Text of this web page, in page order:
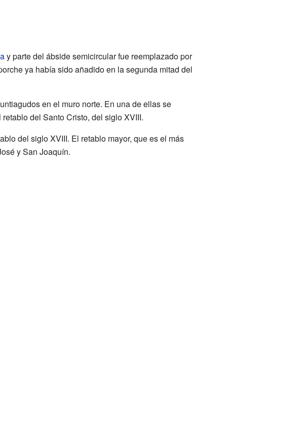
y parte del ábside semicircular fue reemplazado por
ya había sido añadido en la segunda mitad del
en el muro norte. En una de ellas se
del Santo Cristo, del siglo XVIII.
del siglo XVIII. El retablo mayor, que es el más
y San Joaquín.